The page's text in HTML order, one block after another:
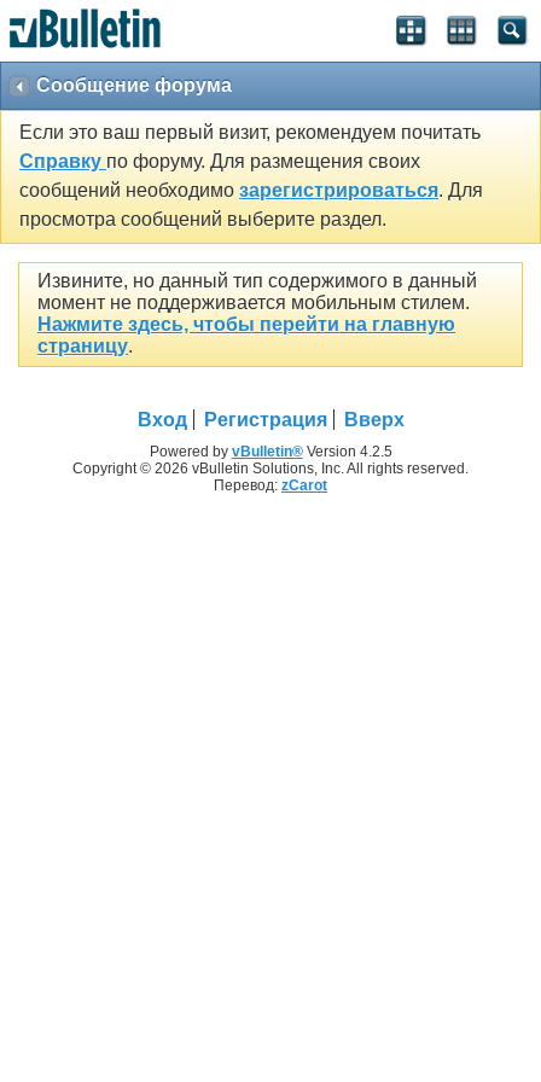
Сообщение форума
Если это ваш первый визит, рекомендуем почитать
Справку по форуму. Для размещения своих
сообщений необходимо зарегистрироваться. Для
просмотра сообщений выберите раздел.
Извините, но данный тип содержимого в данный
момент не поддерживается мобильным стилем.
Нажмите здесь, чтобы перейти на главную
страницу.
Вход Регистрация Вверх
Powered by vBulletin®Version 4.2.5
Copyright © 2026 vBulletin Solutions, Inc. All rights reserved.
Перевод: zCarot